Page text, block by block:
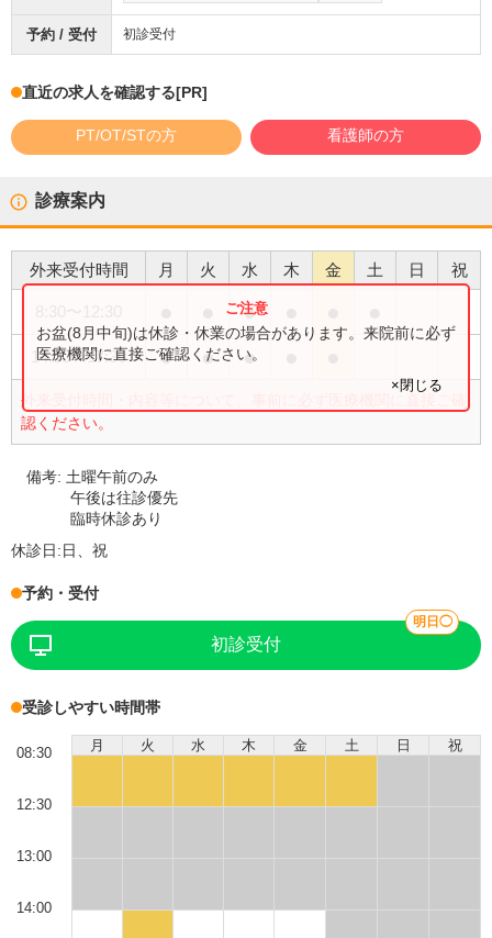
予約 / 受付 初診受付
直近の求人を確認する[PR]
PT/OT/STの方 看護師の方
診療案内
外来受付時間 月 火 水 木 金 土 日 祝
●
14:00〜17:30 ● ● ●
外来受付時間・内容等について、事前に必ず医療機関に直接ご確
認ください。
お盆(8月中旬)は休診・休業の場合があります。来院前に必ず
医療機関に直接ご確認ください。
×閉じる
備考: 土曜午前のみ
午後は往診優先
臨時休診あり
休診日:日、祝
予約・受付
初診受付
明日◯
受診しやすい時間帯
月 火 水 木 金 土 日 祝
08:30
12:30
13:00
14:00